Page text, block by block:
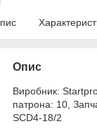
Опис
Виробник:
патрона: 10,
SCD4-18/2